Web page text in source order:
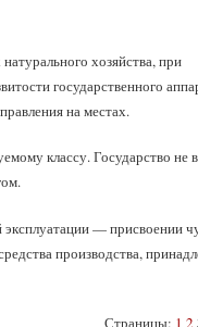
хозяйства, при
государственного
на местах.
классу. Государство не
эксплуатации — присвоении
производства,
Страницы: 1 2